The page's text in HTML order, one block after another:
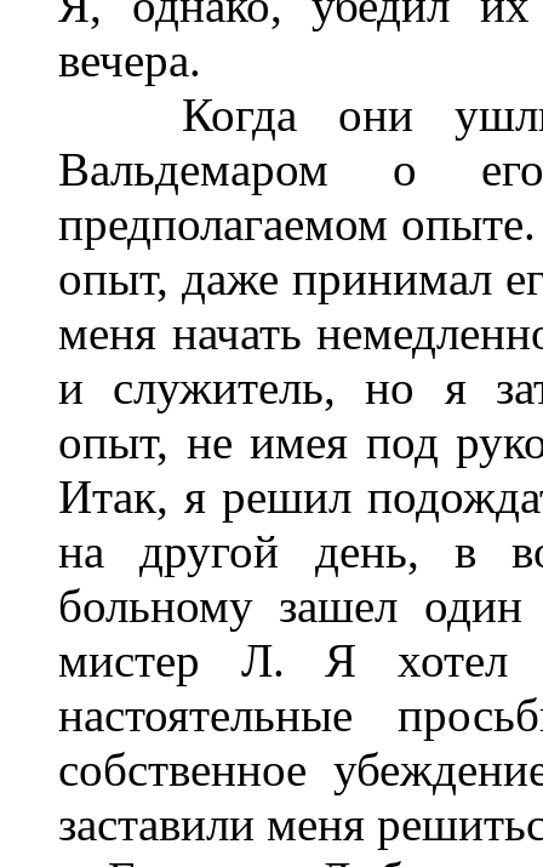
вечера.
Когда они ушли,
Вальдемаром о
предполагаемом
опыт, даже принимал
меня начать
и служитель, но я
опыт, не имея под
Итак, я решил
на другой день, в
больному зашел один
мистер Л. Я хотел
настоятельные
собственное
заставили меня